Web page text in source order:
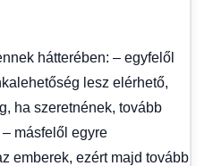
hátterében: – egyfelől
lesz elérhető,
ha szeretnének, tovább
másfelől egyre
emberek, ezért majd tovább